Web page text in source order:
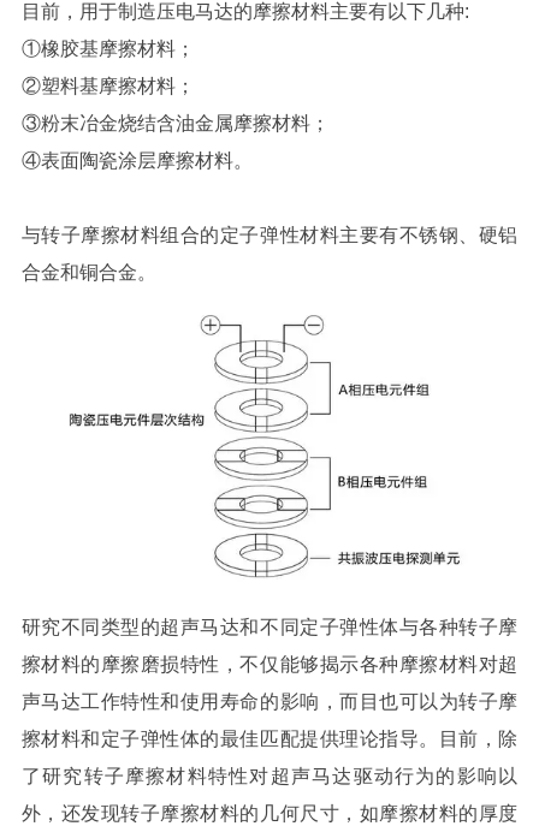
目前，用于制造压电马达的摩擦材料主要有以下几种:
①橡胶基摩擦材料；
②塑料基摩擦材料；
③粉末冶金烧结含油金属摩擦材料；
④表面陶瓷涂层摩擦材料。
与转子摩擦材料组合的定子弹性材料主要有不锈钢、硬铝
合金和铜合金。
研究不同类型的超声马达和不同定子弹性体与各种转子摩
擦材料的摩擦磨损特性，不仅能够揭示各种摩擦材料对超
声马达工作特性和使用寿命的影响，而目也可以为转子摩
擦材料和定子弹性体的最佳匹配提供理论指导。目前，除
了研究转子摩擦材料特性对超声马达驱动行为的影响以
外，还发现转子摩擦材料的几何尺寸，如摩擦材料的厚度